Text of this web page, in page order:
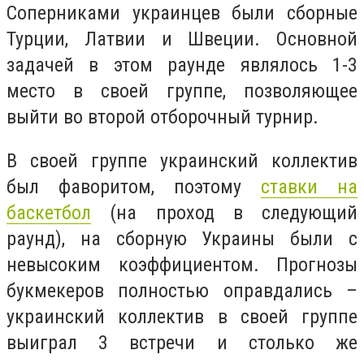
Соперниками украинцев были сборные
Турции, Латвии и Швеции. Основной
задачей в этом раунде являлось 1-3
место в своей группе, позволяющее
выйти во второй отборочный турнир.
В своей группе украинский коллектив
был фаворитом, поэтому ставки на
баскетбол (на проход в следующий
раунд), на сборную Украины были с
невысоким коэффициентом. Прогнозы
букмекеров полностью оправдались –
украинский коллектив в своей группе
выиграл 3 встречи и столько же